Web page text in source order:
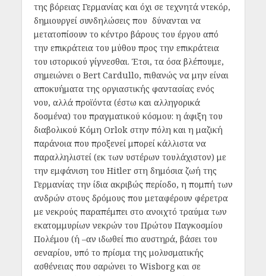
της βόρειας Γερμανίας και όχι σε τεχνητά ντεκόρ,
δημιουργεί συνδηλώσεις που δύνανται να
μετατοπίσουν το κέντρο βάρους του έργου από
την επικράτεια του μύθου προς την επικράτεια
του ιστορικού γίγνεσθαι. Έτσι, τα όσα βλέπουμε,
σημειώνει ο Bert Cardullo, πιθανώς να μην είναι
αποκυήματα της οργιαστικής φαντασίας ενός
νου, αλλά προϊόντα (έστω και αλληγορικά
δοσμένα) του πραγματικού κόσμου: η άφιξη του
διαβολικού Κόμη Orlok στην πόλη και η μαζική
παράνοια που προξενεί μπορεί κάλλιστα να
παραλληλιστεί (εκ των υστέρων τουλάχιστον) με
την εμφάνιση του Hitler στη δημόσια ζωή της
Γερμανίας την ίδια ακριβώς περίοδο, η πομπή των
ανδρών στους δρόμους που μεταφέρουν φέρετρα
με νεκρούς παραπέμπει στο ανοιχτό τραύμα των
εκατομμυρίων νεκρών του Πρώτου Παγκοσμίου
Πολέμου (ή –αν ιδωθεί πιο αυστηρά, βάσει του
σεναρίου, υπό το πρίσμα της μολυσματικής
ασθένειας που σαρώνει το Wisborg και σε